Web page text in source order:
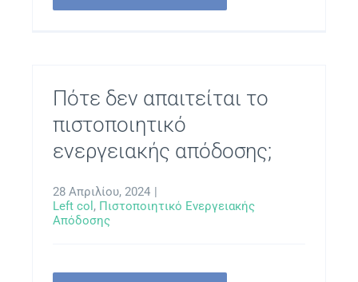
Πότε δεν απαιτείται το
πιστοποιητικό
ενεργειακής απόδοσης;
28 Απριλίου, 2024 |
Left col , Πιστοποιητικό Ενεργειακής
Απόδοσης